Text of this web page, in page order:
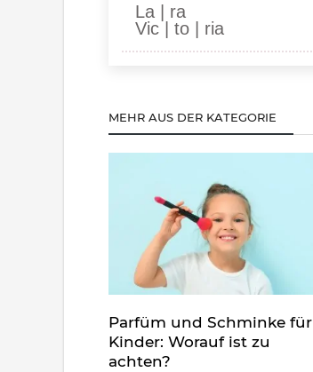
La | ra
Vic | to | ria
MEHR AUS DER KATEGORIE
Parfüm und Schminke für
Kinder: Worauf ist zu
achten?